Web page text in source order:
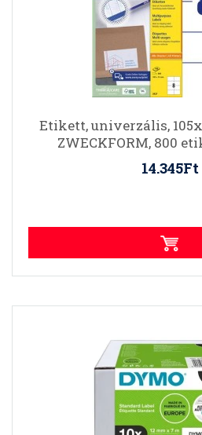
Etikett, univerzális,
ZWECKFORM, 800
14.345Ft